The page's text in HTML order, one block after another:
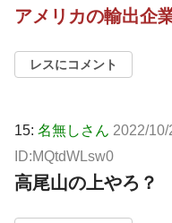
アメリカの輸出企
レスにコメント
15: 名無しさん 2022/
ID:MQtdWLsw0
高尾山の上やろ？